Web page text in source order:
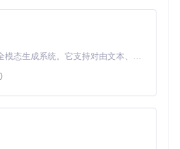
MiniMax H3 是一个通用的全模态生成系统。它支持对由文本、图像、视频和音频组成的多模态上下文进行统一理解，并能生成分辨率高达 2K、时长可达 15 秒的带原生立体声音频的视频。得益于面向任务泛化的系统设计，H3 在预训练阶段就已具备广泛的多模态上下文理解与生成能力，能够出色地执行复杂的多模态指令。